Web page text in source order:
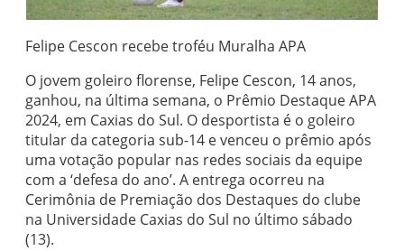
Felipe Cescon recebe troféu Muralha APA
O jovem goleiro florense, Felipe Cescon, 14 anos,
ganhou, na última semana, o Prêmio Destaque APA
2024, em Caxias do Sul. O desportista é o goleiro
titular da categoria sub-14 e venceu o prêmio após
uma votação popular nas redes sociais da equipe
com a ‘defesa do ano’. A entrega ocorreu na
Cerimônia de Premiação dos Destaques do clube
na Universidade Caxias do Sul no último sábado
(13).